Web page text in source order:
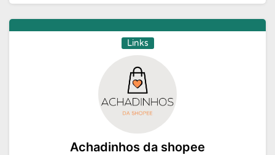
Links
Achadinhos da shopee